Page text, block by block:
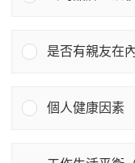
是否有親友在
個人健康因素